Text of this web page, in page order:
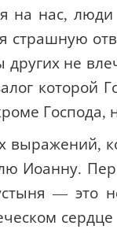
на нас,
страшную
не
которой
Господа,
выражений,
Иоанну.
— это